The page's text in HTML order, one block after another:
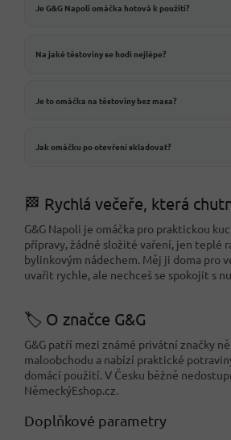
Je G&G Napoli omáčka hotová k použití?
Na jaké těstoviny se hodí nejlépe?
Je to omáčka na těstoviny bez masa?
Jak omáčku po otevření skladovat?
🏁 Rychlá večeře, která
G&G Napoli je omáčka pro praktickou
přípravy, žádné složité vaření, jen teplé
bylinkovým nádechem. Měj ji doma pro
uvařit rychle, ale nechceš se spokojit s
🏷️ O značce G&G
G&G patří mezi známé privátní značky
maloobchodu a nabízí praktické
domácí použití. V Česku běžně
NěmeckýEshop.cz.
Doplňkové parametry